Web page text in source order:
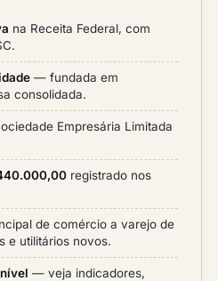
na Receita Federal, com
— fundada em
consolidada.
Empresária Limitada
registrado nos
de comércio a varejo de
e utilitários novos.
— veja indicadores,